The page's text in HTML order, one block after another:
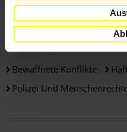
Themen
Bewaffnete Konflikte
Polizei Und